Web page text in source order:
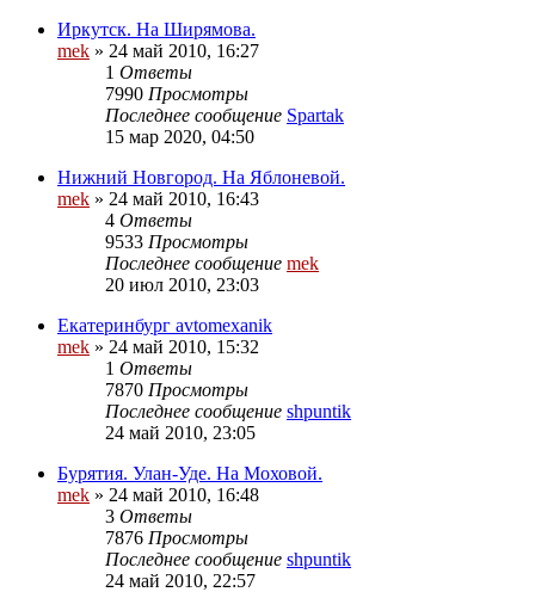
Иркутск. На Ширямова.
mek » 24 май 2010, 16:27
1 Ответы
7990 Просмотры
Последнее сообщение Spartak
15 мар 2020, 04:50
Нижний Новгород. На Яблоневой.
mek » 24 май 2010, 16:43
4 Ответы
9533 Просмотры
Последнее сообщение mek
20 июл 2010, 23:03
Екатеринбург avtomexanik
mek » 24 май 2010, 15:32
1 Ответы
7870 Просмотры
Последнее сообщение shpuntik
24 май 2010, 23:05
Бурятия. Улан-Уде. На Моховой.
mek » 24 май 2010, 16:48
3 Ответы
7876 Просмотры
Последнее сообщение shpuntik
24 май 2010, 22:57